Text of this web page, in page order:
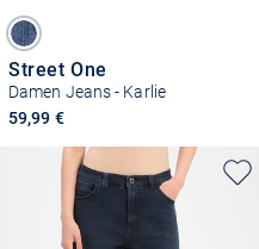
Street One
Damen Jeans - Karlie
59,99 €